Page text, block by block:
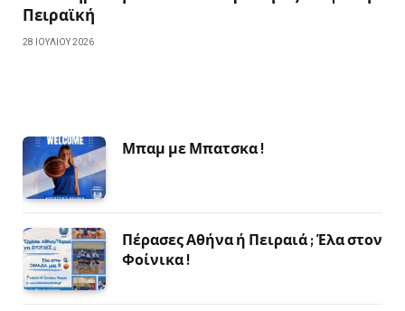
Πειραϊκή
28 ΙΟΥΛΊΟΥ 2026
Μπαμ με Μπατσκα !
Πέρασες Αθήνα ή Πειραιά ; Έλα στον
Φοίνικα !